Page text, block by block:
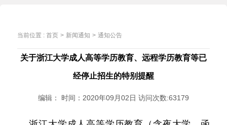
当前位置 : 首页 > 新闻通知 > 通知公告
关于浙江大学成人高等学历教育、远程学历教育等已
经停止招生的特别提醒
编辑： 时间：2020年09月02日 访问次数:63179